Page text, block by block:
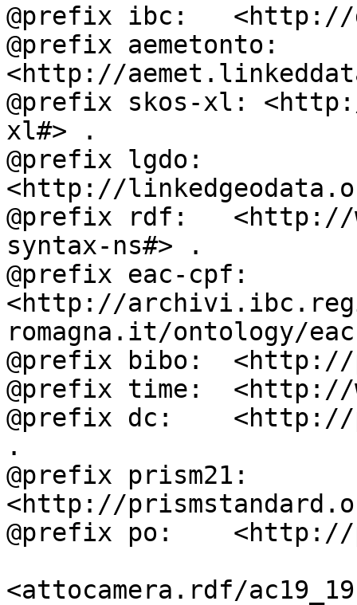
@prefix ibc:
@prefix aemetonto:
<http://
@prefix skos-xl:
xl#> .
@prefix lgdo:
<http://
@prefix rdf:   <http://
syntax-ns#> .
@prefix eac-cpf:
<http://
romagna.it/ontology/
@prefix bibo:
@prefix time:  <http://
@prefix dc:    <http://
.
@prefix prism21:
<http://
@prefix po:
<attocamera.rdf/